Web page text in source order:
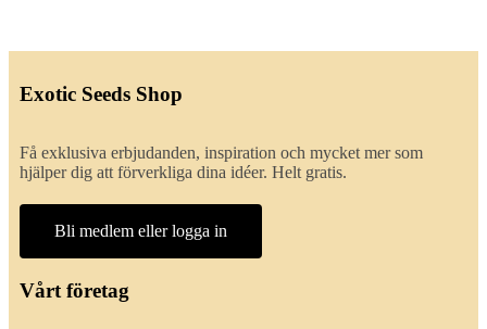
Exotic Seeds Shop
Få exklusiva erbjudanden, inspiration och mycket mer som
hjälper dig att förverkliga dina idéer. Helt gratis.
Bli medlem eller logga in
Vårt företag